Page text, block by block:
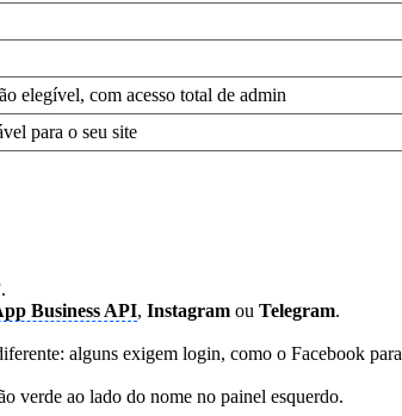
elegível, com acesso total de admin
para o seu site
.
Business API, Instagram ou Telegram.
alguns exigem login, como o Facebook
verde ao lado do nome no painel esquerdo.